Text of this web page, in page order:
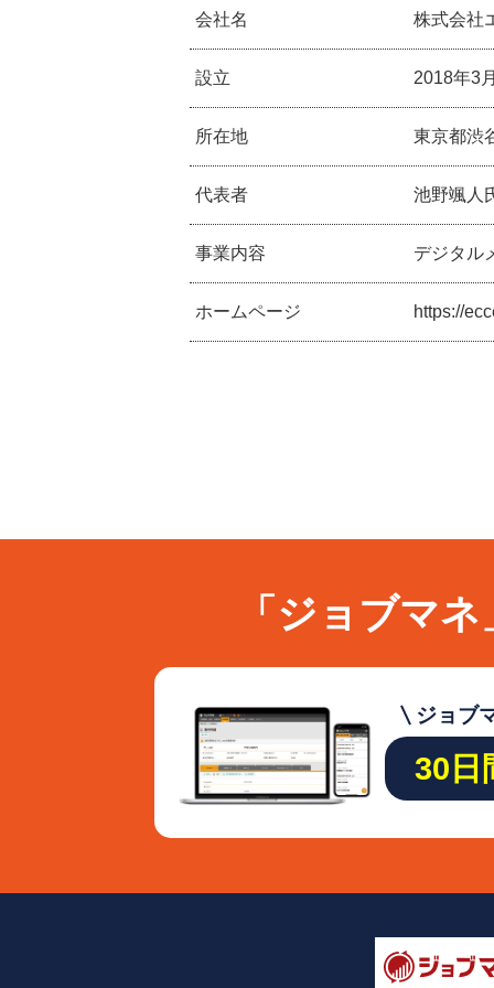
会社名 株式会社
設立 2018年3
所在地 東京都渋
代表者 池野颯人
事業内容 デジタル
ホームページ https://
「ジョブマ
ジョブ
30日